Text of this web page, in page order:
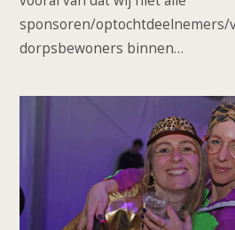
sponsoren/
dorpsbewoners binnen…